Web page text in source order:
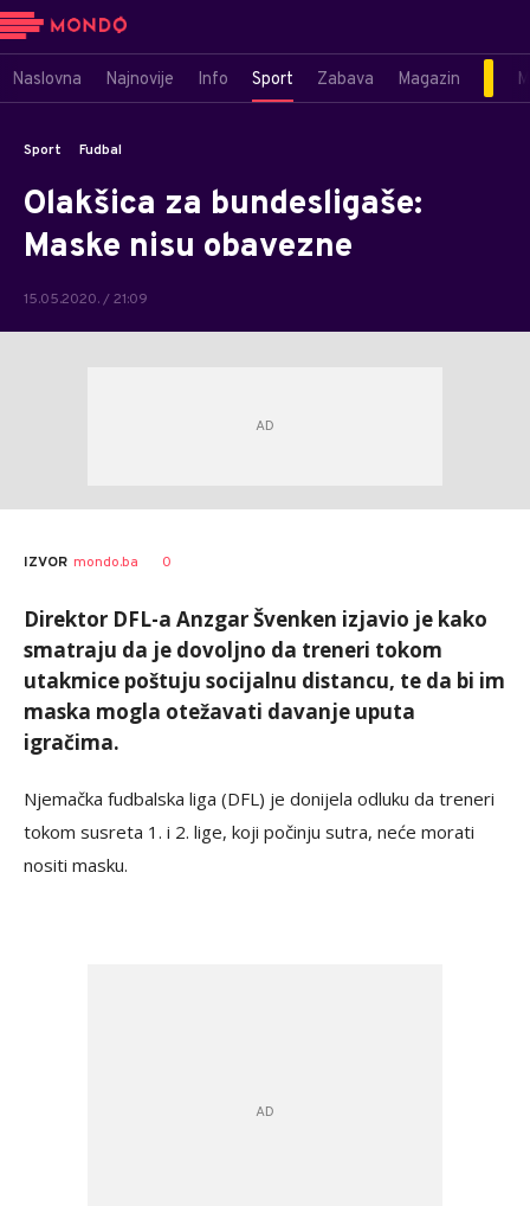
Naslovna Najnovije Info Sport Zabava Magazin
Sport Fudbal
Olakšica za bundesligaše:
Maske nisu obavezne
15.05.2020. / 21:09
AUTOR Anadolija
IZVOR mondo.ba 0
Direktor DFL-a Anzgar Švenken izjavio je kako
smatraju da je dovoljno da treneri tokom
utakmice poštuju socijalnu distancu, te da bi im
maska mogla otežavati davanje uputa
igračima.
Njemačka fudbalska liga (DFL) je donijela odluku da treneri
tokom susreta 1. i 2. lige, koji počinju sutra, neće morati
nositi masku.